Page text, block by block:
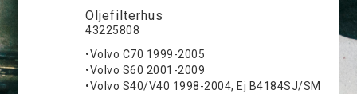
Oljefilterhus
43225808
•Volvo C70 1999-2005
•Volvo S60 2001-2009
•Volvo S40/V40 1998-2004, Ej B4184SJ/SM